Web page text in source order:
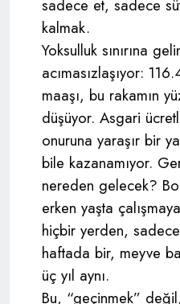
sadece et, sadece
kalmak.
Yoksulluk sınırına
acımasızlaşıyor:
maaşı, bu rakamın
düşüyor. Asgari
onuruna yaraşır bir
bile kazanamıyor.
nereden gelecek?
erken yaşta
hiçbir yerden,
haftada bir, meyve
üç yıl aynı.
Bu, “geçinmek”